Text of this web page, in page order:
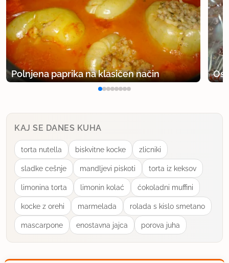
Polnjena paprika na klasičen način
KAJ SE DANES KUHA
torta nutella biskvitne kocke zlicniki
sladke cešnje mandljevi piskoti torta iz keksov
limonina torta limonin kolać ćokoladni muffini
kocke z orehi marmelada rolada s kislo smetano
mascarpone enostavna jajca porova juha